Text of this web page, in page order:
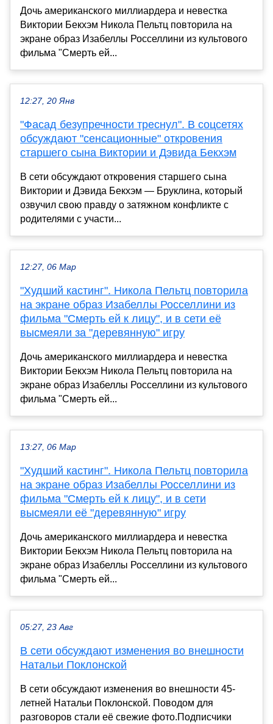
Дочь американского миллиардера и невестка
Виктории Бекхэм Никола Пельтц повторила на
экране образ Изабеллы Росселлини из культового
фильма "Смерть ей...
12:27, 20 Янв
"Фасад безупречности треснул". В соцсетях
обсуждают "сенсационные" откровения
старшего сына Виктории и Дэвида Бекхэм
В сети обсуждают откровения старшего сына
Виктории и Дэвида Бекхэм — Бруклина, который
озвучил свою правду о затяжном конфликте с
родителями с участи...
12:27, 06 Мар
"Худший кастинг". Никола Пельтц повторила
на экране образ Изабеллы Росселлини из
фильма "Смерть ей к лицу", и в сети её
высмеяли за "деревянную" игру
Дочь американского миллиардера и невестка
Виктории Бекхэм Никола Пельтц повторила на
экране образ Изабеллы Росселлини из культового
фильма "Смерть ей...
13:27, 06 Мар
"Худший кастинг". Никола Пельтц повторила
на экране образ Изабеллы Росселлини из
фильма "Смерть ей к лицу", и в сети
высмеяли её "деревянную" игру
Дочь американского миллиардера и невестка
Виктории Бекхэм Никола Пельтц повторила на
экране образ Изабеллы Росселлини из культового
фильма "Смерть ей...
05:27, 23 Авг
В сети обсуждают изменения во внешности
Натальи Поклонской
В сети обсуждают изменения во внешности 45-
летней Натальи Поклонской. Поводом для
разговоров стали её свежие фото.Подписчики